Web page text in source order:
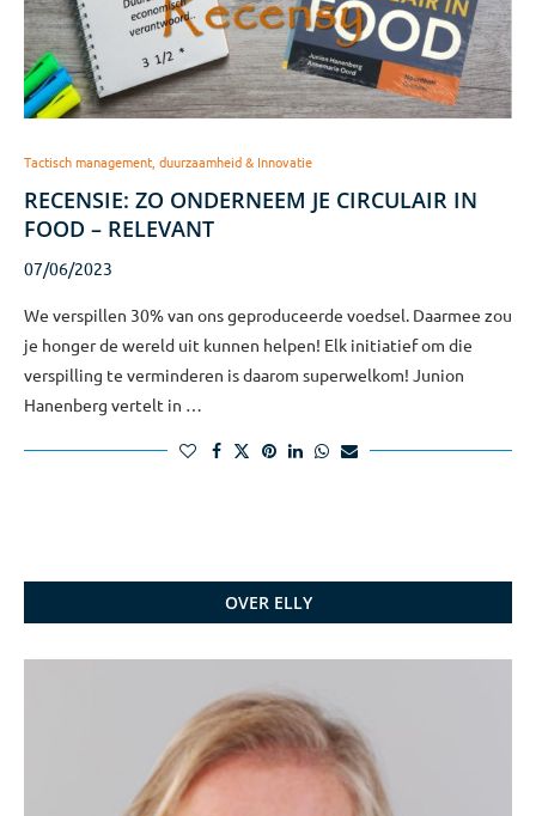
Tactisch management, duurzaamheid & Innovatie
RECENSIE: ZO ONDERNEEM JE CIRCULAIR IN
FOOD – RELEVANT
07/06/2023
We verspillen 30% van ons geproduceerde voedsel. Daarmee zou
je honger de wereld uit kunnen helpen! Elk initiatief om die
verspilling te verminderen is daarom superwelkom! Junion
Hanenberg vertelt in …
OVER ELLY